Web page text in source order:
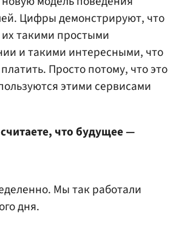
Цифры демонстрируют, что
такими простыми
и такими интересными, что
Просто потому, что это
этими сервисами
что будущее —
Мы так работали
дня.